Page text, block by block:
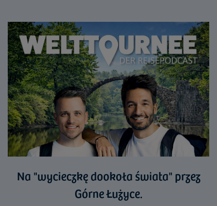
Na "wycieczkę dookoła świata" przez
Górne Łużyce.